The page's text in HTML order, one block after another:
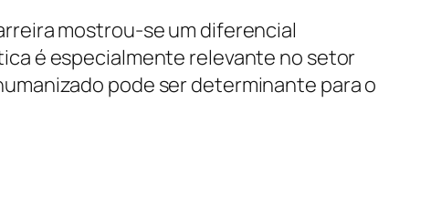
mostrou-se um diferencial
é especialmente relevante no setor
pode ser determinante para o